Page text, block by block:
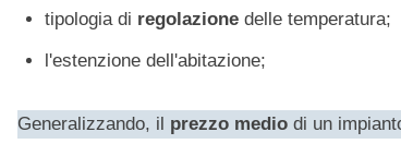
tipologia di regolazione delle temperatura;
l'estenzione dell'abitazione;
Generalizzando, il prezzo medio di un